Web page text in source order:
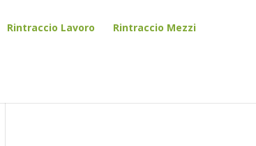
Rintraccio Lavoro Rintraccio Mezzi